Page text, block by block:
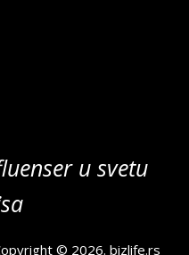
u svetu
© 2026.bizlife.rs